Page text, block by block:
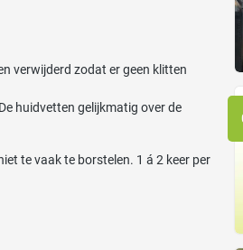
verwijderd zodat er geen klitten
huidvetten gelijkmatig over de
te vaak te borstelen. 1 á 2 keer per